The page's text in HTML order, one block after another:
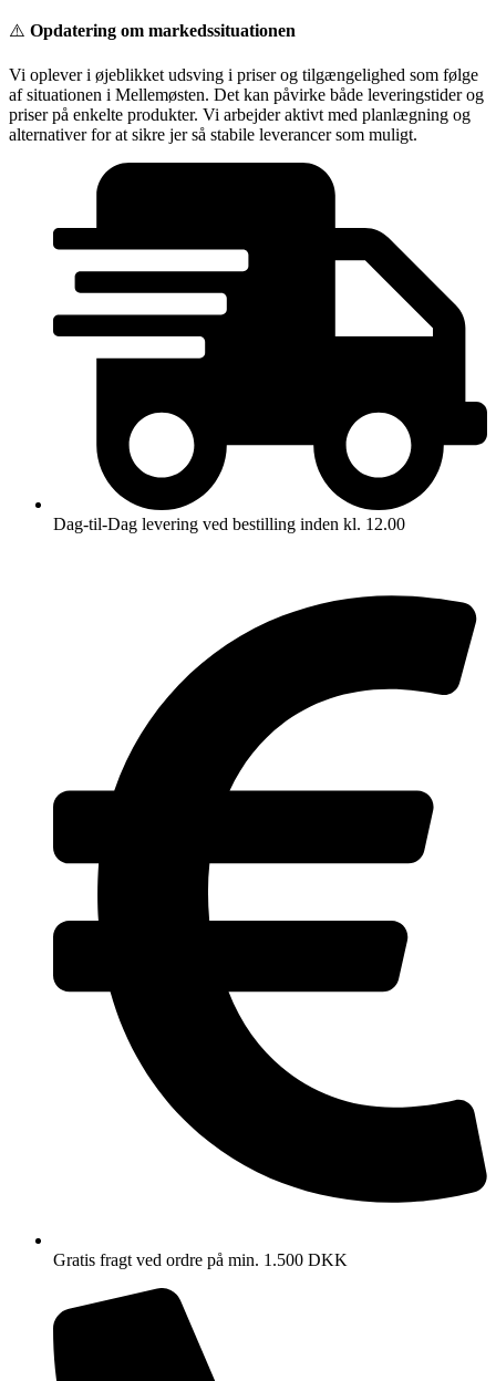
Videre
indhold
⚠️ Opdatering om markedssituationen
Vi oplever i øjeblikket udsving i priser og tilgængelighed som følge
af situationen i Mellemøsten. Det kan påvirke både leveringstider og
priser på enkelte produkter. Vi arbejder aktivt med planlægning og
alternativer for at sikre jer så stabile leverancer som muligt.
Dag-til-Dag levering ved bestilling inden kl. 12.00
Gratis fragt ved ordre på min. 1.500 DKK